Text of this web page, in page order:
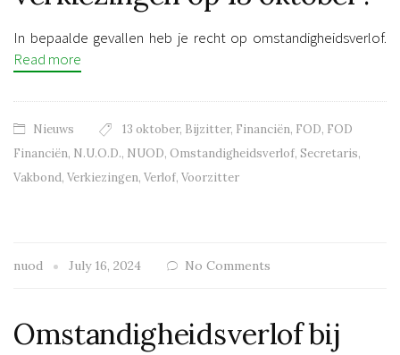
In bepaalde gevallen heb je recht op omstandigheidsverlof.
Read more
Nieuws 13 oktober, Bijzitter, Financiën, FOD, FOD
Financiën, N.U.O.D., NUOD, Omstandigheidsverlof, Secretaris,
Vakbond, Verkiezingen, Verlof, Voorzitter
nuod July 16, 2024 No Comments
Omstandigheidsverlof bij